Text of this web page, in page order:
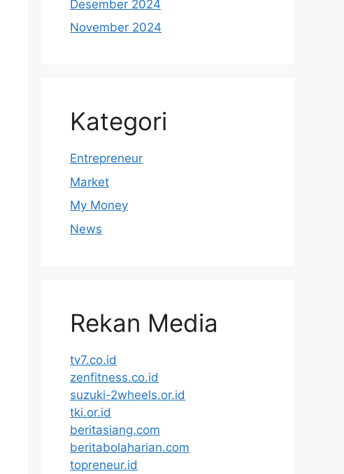
Desember 2024
November 2024
Kategori
Entrepreneur
Market
My Money
News
Rekan Media
tv7.co.id
zenfitness.co.id
suzuki-2wheels.or.id
tki.or.id
beritasiang.com
beritabolaharian.com
topreneur.id